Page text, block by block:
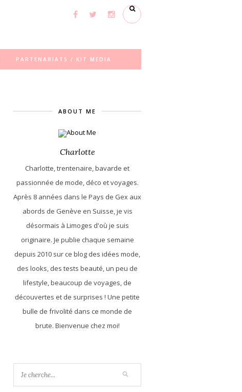
PARTENARIATS / KIT MEDIA
ABOUT ME
Charlotte
Charlotte, trentenaire, bavarde et
passionnée de mode, déco et voyages.
Après 8 années dans le Pays de Gex aux
abords de Genève en Suisse, je vis
désormais à Limoges d'où je suis
originaire. Je publie chaque semaine
depuis 2010 sur ce blog des idées mode,
des looks, des tests beauté, un peu de
lifestyle, beaucoup de voyages, de
découvertes et de surprises ! Une petite
bulle de frivolité dans ce monde de
brute. Bienvenue chez moi!